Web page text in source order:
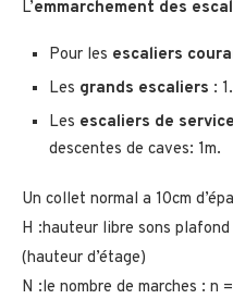
L’emmarchement des
Pour les escaliers
Les grands escaliers :
Les escaliers de service
descentes de caves: 1m.
Un collet normal a 10cm
H :hauteur libre sons
(hauteur d’étage)
N :le nombre de marches : n